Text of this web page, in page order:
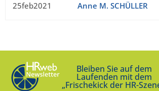
25feb2021 Anne M. SCHÜLLER
Bleiben Sie auf dem
Laufenden mit dem
„Frischekick der HR-